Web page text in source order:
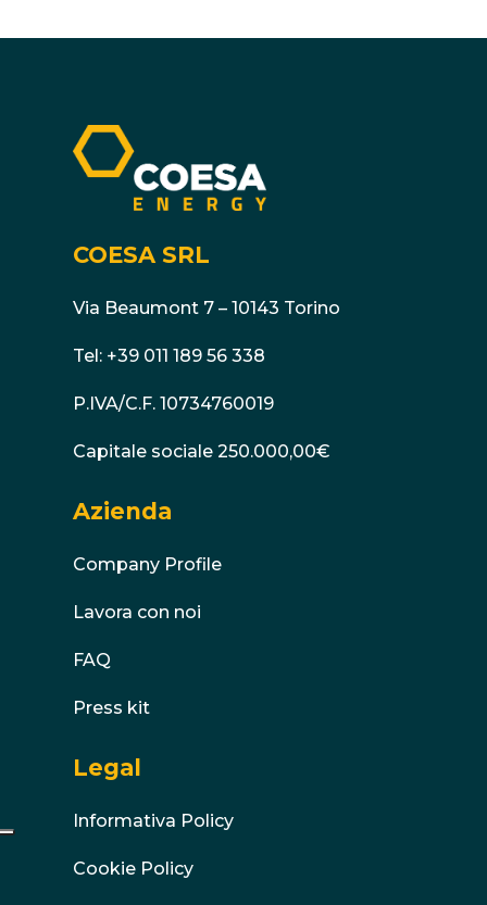
COESA SRL
Via Beaumont 7 – 10143 Torino
Tel: +39 011 189 56 338
P.IVA/C.F. 10734760019
Capitale sociale 250.000,00€
Azienda
Company Profile
Lavora con noi
FAQ
Press kit
Legal
Informativa Policy
Cookie Policy